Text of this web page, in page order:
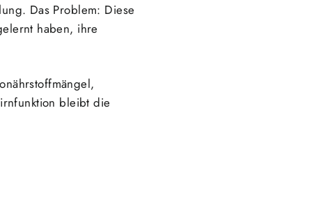
Das Problem: Diese
haben, ihre
bleibt die